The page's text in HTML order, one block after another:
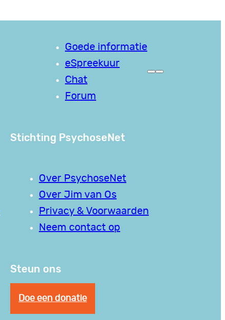
Goede informatie
eSpreekuur
Chat
Forum
Stichting PsychoseNet
Over PsychoseNet
Over Jim van Os
Privacy & Voorwaarden
Neem contact op
Steun ons
Doe een donatie